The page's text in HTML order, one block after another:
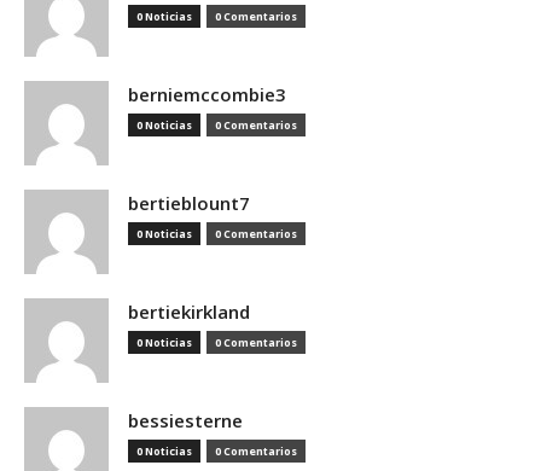
0 Noticias 0 Comentarios
berniemccombie3
0 Noticias 0 Comentarios
bertieblount7
0 Noticias 0 Comentarios
bertiekirkland
0 Noticias 0 Comentarios
bessiesterne
0 Noticias 0 Comentarios